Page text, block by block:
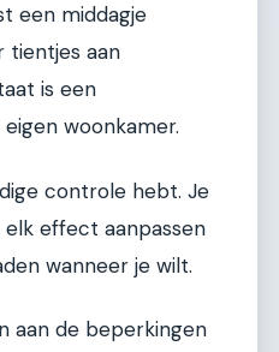
een middagje
tientjes aan
is een
woonkamer.
controle hebt. Je
elk effect aanpassen
wanneer je wilt.
aan de beperkingen